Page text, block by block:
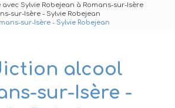
Sylvie Robejean à Romans-sur-Isère
sur-Isère - Sylvie Robejean
sur-Isère - Sylvie Robejean
alcool
sur-Isère -